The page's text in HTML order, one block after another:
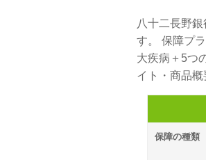
八十二長野
す。 保障プ
大疾病＋5つ
イト・商品
保障の種類